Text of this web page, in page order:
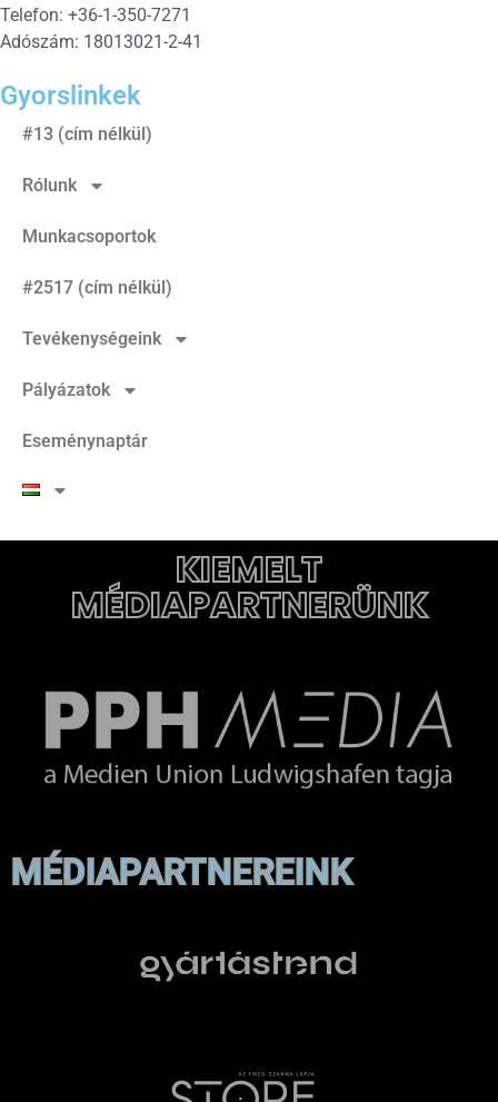
Telefon: +36-1-350-7271
Adószám: 18013021-2-41
Gyorslinkek
#13 (cím nélkül)
Rólunk
Munkacsoportok
#2517 (cím nélkül)
Tevékenységeink
Pályázatok
Eseménynaptár
KIEMELT
MÉDIAPARTNERÜNK
MÉDIAPARTNEREINK